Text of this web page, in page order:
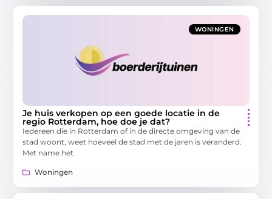
WONINGEN
Je huis verkopen op een goede locatie in de
regio Rotterdam, hoe doe je dat?
Iedereen die in Rotterdam of in de directe omgeving van de
stad woont, weet hoeveel de stad met de jaren is veranderd.
Met name het
Woningen